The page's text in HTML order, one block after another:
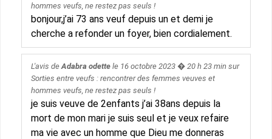
hommes veufs, ne restez pas seuls !
bonjour,j’ai 73 ans veuf depuis un et demi je
cherche a refonder un foyer, bien cordialement.
L'avis de Adabra odettele 16 octobre 2023� 20 h 23 min sur
Sorties entre veufs : rencontrer des femmes veuves et
hommes veufs, ne restez pas seuls !
je suis veuve de 2enfants j’ai 38ans depuis la
mort de mon mari je suis seul et je veux refaire
ma vie avec un homme que Dieu me donneras